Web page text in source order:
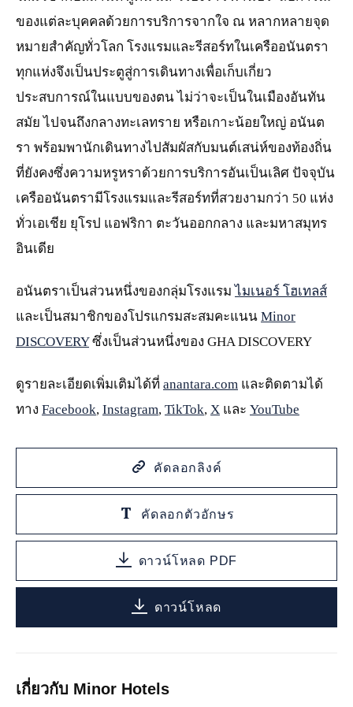
ของแต่ละบุคคลด้วยการบริการจากใจ ณ หลากหลายจุด
หมายสำคัญทั่วโลก โรงแรมและรีสอร์ทในเครืออนันตรา
ทุกแห่งจึงเป็นประตูสู่การเดินทางเพื่อเก็บเกี่ยว
ประสบการณ์ในแบบของตน ไม่ว่าจะเป็นในเมืองอันทัน
สมัย ไปจนถึงกลางทะเลทราย หรือเกาะน้อยใหญ่ อนันต
รา พร้อมพานักเดินทางไปสัมผัสกับมนต์เสน่ห์ของท้องถิ่น
ที่ยังคงซึ่งความหรูหราด้วยการบริการอันเป็นเลิศ ปัจจุบัน
เครืออนันตรามีโรงแรมและรีสอร์ทที่สวยงามกว่า 50 แห่ง
ทั่วเอเชีย ยุโรป แอฟริกา ตะวันออกกลาง และมหาสมุทร
อินเดีย
อนันตราเป็นส่วนหนึ่งของกลุ่มโรงแรมไมเนอร์ โฮเทลส์
และเป็นสมาชิกของโปรแกรมสะสมคะแนน Minor
DISCOVERYซึ่งเป็นส่วนหนึ่งของ GHA DISCOVERY
ดูรายละเอียดเพิ่มเติมได้ที่ anantara.com และติดตามได้
ทาง Facebook, Instagram, TikTok, X และ YouTube
คัดลอกลิงค์
คัดลอกตัวอักษร
ดาวน์โหลด PDF
ดาวน์โหลด
เกี่ยวกับ Minor Hotels